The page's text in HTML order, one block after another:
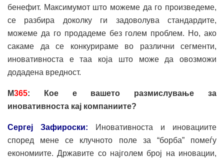
бенефит. Максимумот што можеме да го произведеме,
се разбира доколку ги задоволува стандардите,
можеме да го продадеме без голем проблем. Но, ако
сакаме да се конкурираме во различни сегменти,
иновативноста е таа која што може да овозможи
додадена вредност.
М365: Кое е вашето размислување за
иновативноста кај компаниите?
Сергеј Зафироски:
Иновативноста и иновациите
според мене се клучното поле за “борба” помеѓу
економиите. Државите со најголем број на иновации,